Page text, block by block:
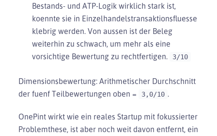
Bestands- und ATP-Logik wirklich stark ist,
koennte sie in Einzelhandelstransaktionsfluesse
klebrig werden. Von aussen ist der Beleg
weiterhin zu schwach, um mehr als eine
vorsichtige Bewertung zu rechtfertigen.
3/10
Dimensionsbewertung: Arithmetischer Durchschnitt
der fuenf Teilbewertungen oben =
3,0/10 .
OnePint wirkt wie ein reales Startup mit fokussierter
Problemthese, ist aber noch weit davon entfernt, ein